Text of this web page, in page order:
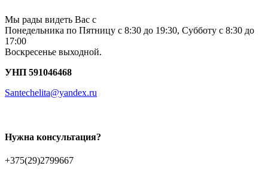
Мы рады видеть Вас с
Понедельника по Пятницу с 8:30 до 19:30, Субботу с 8:30 до
17:00
Воскресенье выходной.
УНП 591046468
Santechelita@yandex.ru
Нужна консультация?
+375(29)2799667